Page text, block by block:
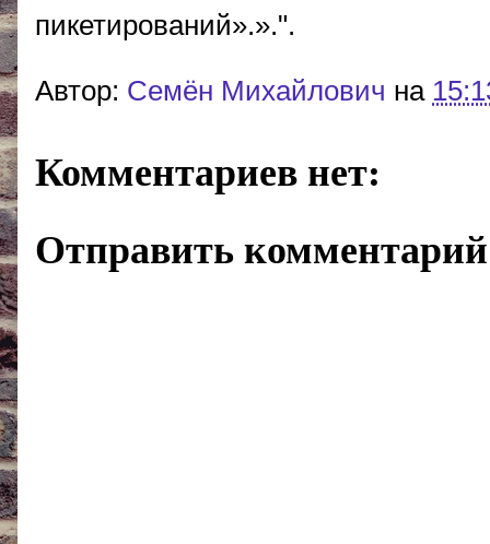
пикетирований».».".
Автор: Cемён Михайлович на
Комментариев нет:
Отправить комментарий